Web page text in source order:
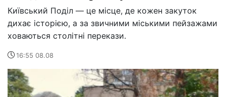
Київський Поділ — це місце, де кожен закуток
дихає історією, а за звичними міськими пейзажами
ховаються столітні перекази.
16:55 08.08